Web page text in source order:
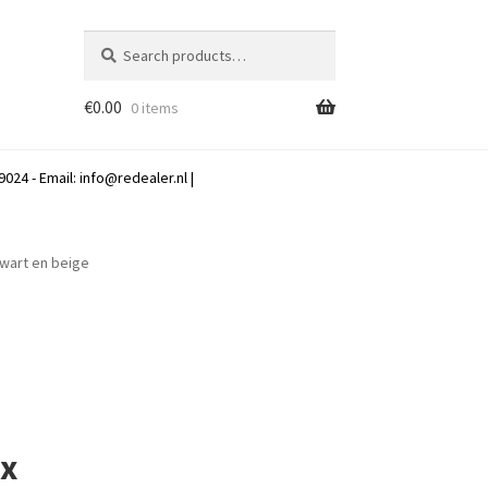
for:
€0.00 0 items
- Email: info@redealer.nl|
en beige